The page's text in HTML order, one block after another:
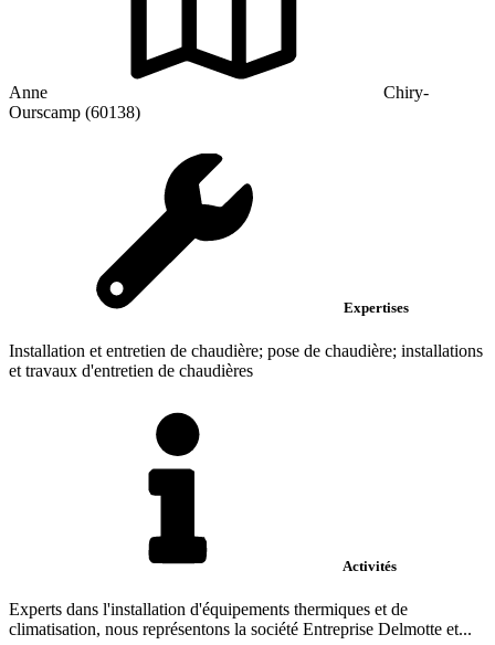
Anne
Chiry-
Ourscamp (60138)
Expertises
Installation et entretien de chaudière; pose de chaudière; installations
et travaux d'entretien de chaudières
Activités
Experts dans l'installation d'équipements thermiques et de
climatisation, nous représentons la société Entreprise Delmotte et...